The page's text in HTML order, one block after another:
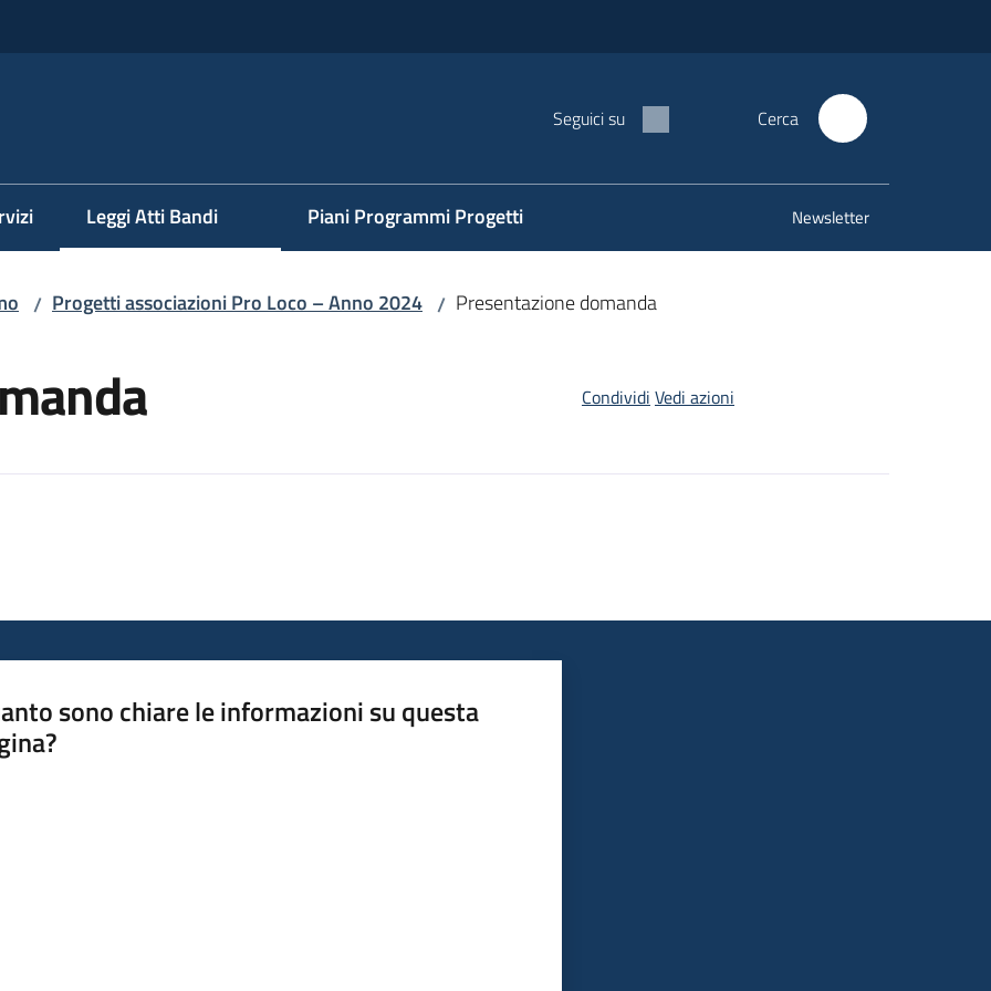
Seguici su Cerca
Leggi Atti Bandi Piani Programmi Progetti Newsletter
/ Progetti associazioni Pro Loco – Anno 2024 / Presentazione domanda
Condividi Vedi azioni
sono chiare le informazioni su questa